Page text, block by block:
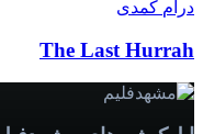
درام کمدی
The Last Hurrah